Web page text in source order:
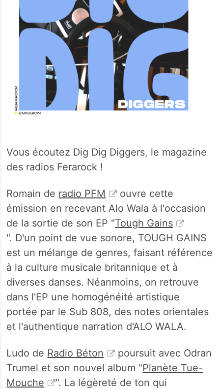
Vous écoutez Dig Dig Diggers, le magazine
des radios Ferarock !
Romain de radio PFM
ouvre cette
émission en recevant Alo Wala à l'occasion
de la sortie de son EP "Tough Gains
". D'un point de vue sonore, TOUGH GAINS
est un mélange de genres, faisant référence
à la culture musicale britannique et à
diverses danses. Néanmoins, on retrouve
dans l’EP une homogénéité artistique
portée par le Sub 808, des notes orientales
et l'authentique narration d'ALO WALA.
Ludo de Radio Béton
poursuit avec Odran
Trumel et son nouvel album "Planète Tue-
Mouche
". La légèreté de ton qui